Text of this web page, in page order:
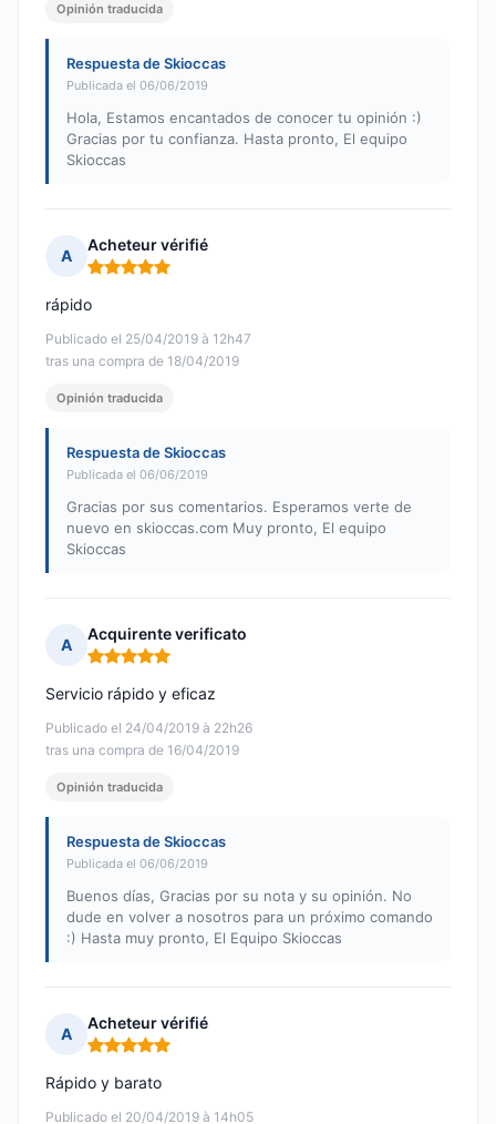
Opinión traducida
Respuesta de Skioccas
Publicada el 06/06/2019
Hola, Estamos encantados de conocer tu opinión :)
Gracias por tu confianza. Hasta pronto, El equipo
Skioccas
A
Acheteur vérifié
Nota: 5 de 5
Publicado el 25/04/2019 à 12h47
tras una compra de 18/04/2019
rápido
Opinión traducida
Respuesta de Skioccas
Publicada el 06/06/2019
Gracias por sus comentarios. Esperamos verte de
nuevo en skioccas.com Muy pronto, El equipo
Skioccas
A
Acquirente verificato
Nota: 5 de 5
Publicado el 24/04/2019 à 22h26
tras una compra de 16/04/2019
Servicio rápido y eficaz
Opinión traducida
Respuesta de Skioccas
Publicada el 06/06/2019
Buenos días, Gracias por su nota y su opinión. No
dude en volver a nosotros para un próximo comando
:) Hasta muy pronto, El Equipo Skioccas
A
Acheteur vérifié
Nota: 5 de 5
Publicado el 20/04/2019 à 14h05
Rápido y barato